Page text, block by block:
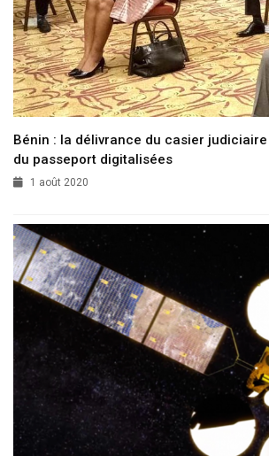
Bénin : la délivrance du casier
du passeport digitalisées
1 août 2020